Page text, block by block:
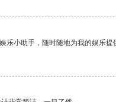
乐小助手，随时随地为我的娱乐提